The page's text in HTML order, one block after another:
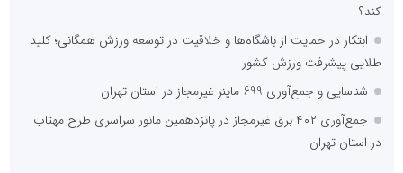
کند؟
ابتکار در حمایت از باشگاه‌ها و خلاقیت در توسعه ورزش همگانی؛ کلید
طلایی پیشرفت ورزش کشور
شناسایی و جمع‌آوری 699 ماینر غیرمجاز در استان تهران
جمع‌آوری ۴۰۲ برق غیرمجاز در پانزدهمین مانور سراسری طرح مهتاب
در استان تهران